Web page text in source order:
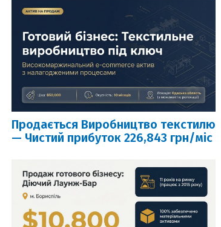
Продається Виробництво текстилю
— Чистий прибуток 226,843 грн/міс